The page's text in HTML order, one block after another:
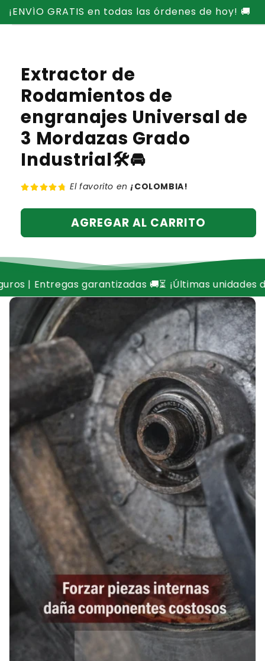
contenido
¡ENVÍO GRATIS en todas las órdenes de hoy! 🚚
Extractor de
Rodamientos de
engranajes Universal de
3 Mordazas Grado
Industrial🛠️🚘
El favorito en¡COLOMBIA!
AGREGAR AL CARRITO
🚚⏳ ¡Últimas unidades disponibles, no